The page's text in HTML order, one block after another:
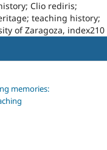
Clio rediris;
teaching history;
of Zaragoza, index210
memories: